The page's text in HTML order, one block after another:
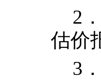
2
估价
3